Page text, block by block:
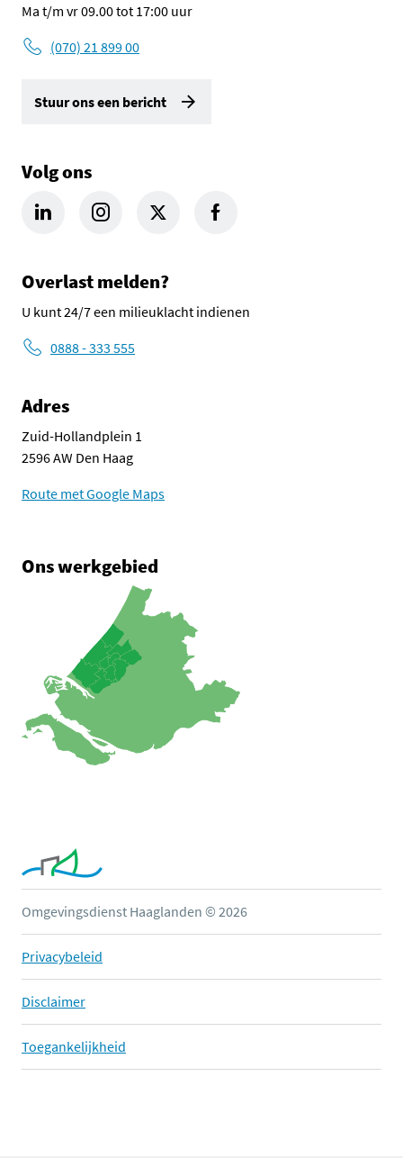
Ma t/m vr 09.00 tot 17:00 uur
(070) 21 899 00
Stuur ons een bericht
Volg ons
LinkedIn Omgevingsdienst Haaglanden (opent in een nieuw
Instagram Omgevingsdienst Haaglanden (opent in
X Omgevingsdienst Haaglanden (opent in
Facebook Omgevingsdienst
Overlast melden?
U kunt 24/7 een milieuklacht indienen
0888 - 333 555
Adres
Zuid-Hollandplein 1
2596 AW Den Haag
Route met Google Maps
Ons werkgebied
Omgevingsdienst Haaglanden © 2026
Privacybeleid
Disclaimer
Toegankelijkheid